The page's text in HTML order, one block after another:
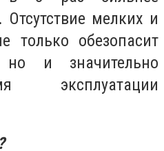
мелких и
только обезопасит
но и значительно
эксплуатации